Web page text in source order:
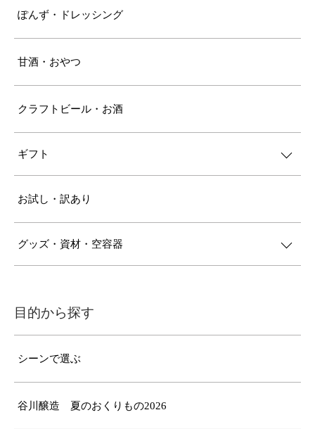
ぽんず・ドレッシング
甘酒・おやつ
クラフトビール・お酒
ギフト
お試し・訳あり
グッズ・資材・空容器
目的から探す
シーンで選ぶ
谷川醸造 夏のおくりもの2026